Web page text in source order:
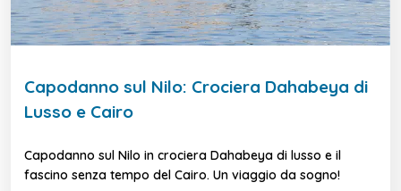
Capodanno sul Nilo: Crociera Dahabeya di
Lusso e Cairo
Capodanno sul Nilo in crociera Dahabeya di lusso e il
fascino senza tempo del Cairo. Un viaggio da sogno!